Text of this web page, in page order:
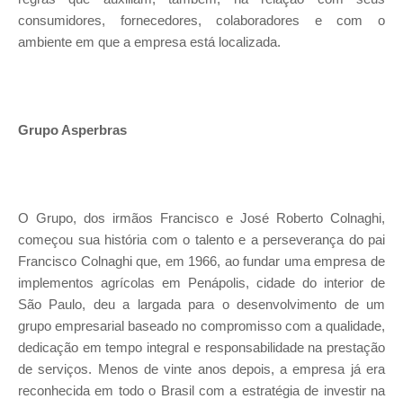
consumidores, fornecedores, colaboradores e com o
ambiente em que a empresa está localizada.
Grupo Asperbras
O Grupo, dos irmãos Francisco e José Roberto Colnaghi,
começou sua história com o talento e a perseverança do pai
Francisco Colnaghi que, em 1966, ao fundar uma empresa de
implementos agrícolas em Penápolis, cidade do interior de
São Paulo, deu a largada para o desenvolvimento de um
grupo empresarial baseado no compromisso com a qualidade,
dedicação em tempo integral e responsabilidade na prestação
de serviços. Menos de vinte anos depois, a empresa já era
reconhecida em todo o Brasil com a estratégia de investir na